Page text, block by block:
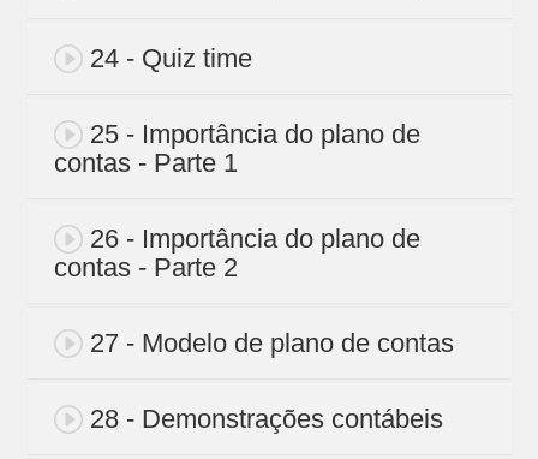
24 - Quiz time
25 - Importância do plano de
contas - Parte 1
26 - Importância do plano de
contas - Parte 2
27 - Modelo de plano de contas
28 - Demonstrações contábeis